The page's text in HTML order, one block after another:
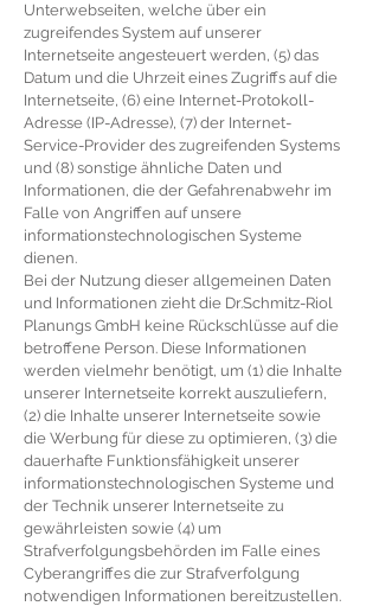
Unterwebseiten, welche über ein
zugreifendes System auf unserer
Internetseite angesteuert werden, (5) das
Datum und die Uhrzeit eines Zugriffs auf die
Internetseite, (6) eine Internet-Protokoll-
Adresse (IP-Adresse), (7) der Internet-
Service-Provider des zugreifenden Systems
und (8) sonstige ähnliche Daten und
Informationen, die der Gefahrenabwehr im
Falle von Angriffen auf unsere
informationstechnologischen Systeme
dienen.
Bei der Nutzung dieser allgemeinen Daten
und Informationen zieht die Dr.Schmitz-Riol
Planungs GmbH keine Rückschlüsse auf die
betroffene Person. Diese Informationen
werden vielmehr benötigt, um (1) die Inhalte
unserer Internetseite korrekt auszuliefern,
(2) die Inhalte unserer Internetseite sowie
die Werbung für diese zu optimieren, (3) die
dauerhafte Funktionsfähigkeit unserer
informationstechnologischen Systeme und
der Technik unserer Internetseite zu
gewährleisten sowie (4) um
Strafverfolgungsbehörden im Falle eines
Cyberangriffes die zur Strafverfolgung
notwendigen Informationen bereitzustellen.